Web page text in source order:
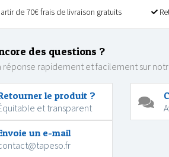
de 70€ frais de livraison gratuits
des questions ?
réponse rapidement et facilement sur
le produit ?
et transparent
un e-mail